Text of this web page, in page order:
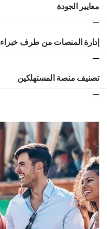
معايير الجودة
إدارة المنصات من طرف خبراء
تصنيف منصة المستهلكين